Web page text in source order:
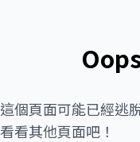
這個頁面可能已經逃
看看其他頁面吧！